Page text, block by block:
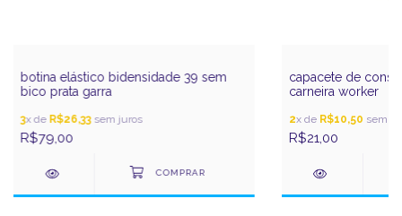
botina elástico bidensidade 39 sem
bico prata garra
3x de R$26,33sem juros
R$79,00
capacete de
carneira worker
2x de R$10,50 sem
R$21,00